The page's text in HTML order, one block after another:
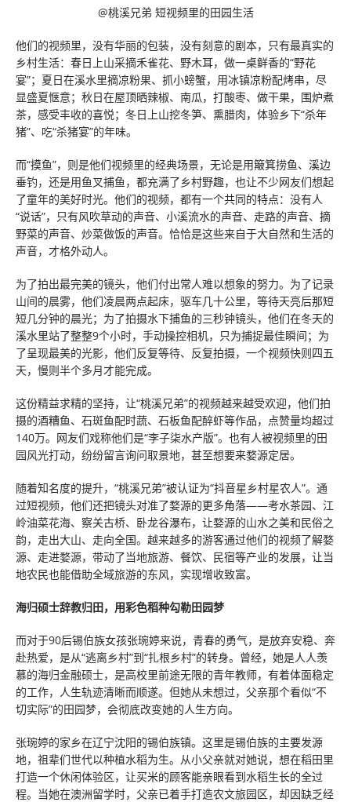
@桃溪兄弟 短视频里的田园生活
他们的视频里，没有华丽的包装，没有刻意的剧本，只有最真实的
乡村生活：春日上山采摘禾雀花、野木耳，做一桌鲜香的“野花
宴”；夏日在溪水里摘凉粉果、抓小螃蟹，用冰镇凉粉配烤串，尽
显盛夏惬意；秋日在屋顶晒辣椒、南瓜，打酸枣、做干果，围炉煮
茶，感受丰收的喜悦；冬日上山挖冬笋、熏腊肉，体验乡下“杀年
猪”、吃“杀猪宴”的年味。
而“摸鱼”，则是他们视频里的经典场景，无论是用簸箕捞鱼、溪边
垂钓，还是用鱼叉捕鱼，都充满了乡村野趣，也让不少网友们想起
了童年的美好时光。他们的视频，都有一个共同的特点：没有人
“说话”，只有风吹草动的声音、小溪流水的声音、走路的声音、摘
野菜的声音、炒菜做饭的声音。恰恰是这些来自于大自然和生活的
声音，才格外动人。
为了拍出最完美的镜头，他们付出常人难以想象的努力。为了记录
山间的晨雾，他们凌晨两点起床，驱车几十公里，等待天亮后那短
短几分钟的晨光；为了拍摄水下捕鱼的三秒钟镜头，他们在冬天的
溪水里站了整整9个小时，手动操控相机，只为捕捉最佳瞬间；为
了呈现最美的光影，他们反复等待、反复拍摄，一个视频快则四五
天，慢则半个多月才能完成。
这份精益求精的坚持，让“桃溪兄弟”的视频越来越受欢迎，他们拍
摄的酒糟鱼、石斑鱼配时蔬、石板鱼配醉虾等作品，点赞量均超过
140万。网友们戏称他们是“李子柒水产版”。也有人被视频里的田
园风光打动，纷纷留言询问取景地，甚至想要来婺源定居。
随着知名度的提升，“桃溪兄弟”被认证为“抖音星乡村星农人”。通
过短视频，他们还把镜头对准了婺源的更多角落——考水茶园、江
岭油菜花海、察关古桥、卧龙谷瀑布，让婺源的山水之美和民俗之
韵，走出大山、走向全国。越来越多的游客通过他们的视频了解婺
源、走进婺源，带动了当地旅游、餐饮、民宿等产业的发展，让当
地农民也能借助全域旅游的东风，实现增收致富。
海归硕士辞教归田，用彩色稻种勾勒田园梦
而对于90后锡伯族女孩张琬婷来说，青春的勇气，是放弃安稳、奔
赴热爱，是从“逃离乡村”到“扎根乡村”的转身。曾经，她是人人羡
慕的海归金融硕士，是高校里前途无限的青年教师，有着体面稳定
的工作，人生轨迹清晰而顺遂。但她从未想过，父亲那个看似“不
切实际”的田园梦，会彻底改变她的人生方向。
张琬婷的家乡在辽宁沈阳的锡伯族镇。这里是锡伯族的主要发源
地，祖辈们世代以种植水稻为生。从小父亲就对她说，想在稻田里
打造一个休闲体验区，让买米的顾客能亲眼看到水稻生长的全过
程。当她在澳洲留学时，父亲已着手打造农文旅园区，却因缺乏经